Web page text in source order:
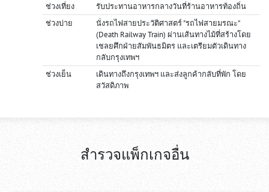
ช่วงเที่ยง
รับประทานอาหารกลางวันที่ร้านอาหารท้องถิ่น
ช่วงบ่าย
นั่งรถไฟสายประวัติศาสตร์ "รถไฟสายมรณะ"
(Death Railway Train) ผ่านเส้นทางไม้ที่สร้างโดย
เชลยศึกฝ่ายสัมพันธมิตร และเตรียมตัวเดินทาง
กลับกรุงเทพฯ
ช่วงเย็น
เดินทางถึงกรุงเทพฯ และส่งลูกค้ากลับที่พัก โดย
สวัสดิภาพ
สำรวจแพ็กเกจอื่น